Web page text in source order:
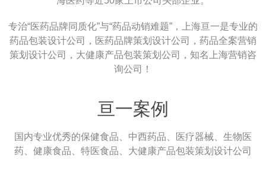
专治“医药品牌同质化”与“药品动销难题”，上海亘一是专业的
药品包装设计公司，医药品牌策划设计公司，药品全案营销
策划设计公司，大健康产品包装策划公司，知名上海营销咨
询公司！
亘一案例
国内专业优秀的保健食品、中西药品、医疗器械、生物医
药、健康食品、特医食品、大健康产品包装策划设计公司